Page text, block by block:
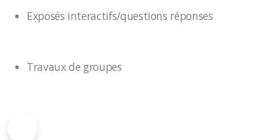
Exposés interactifs/questions réponses
Travaux de groupes